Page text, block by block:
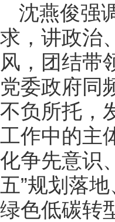
沈燕俊强
求，讲政治
风，团结带
党委政府同
不负所托，
工作中的主
化争先意识
五”规划落
绿色低碳转